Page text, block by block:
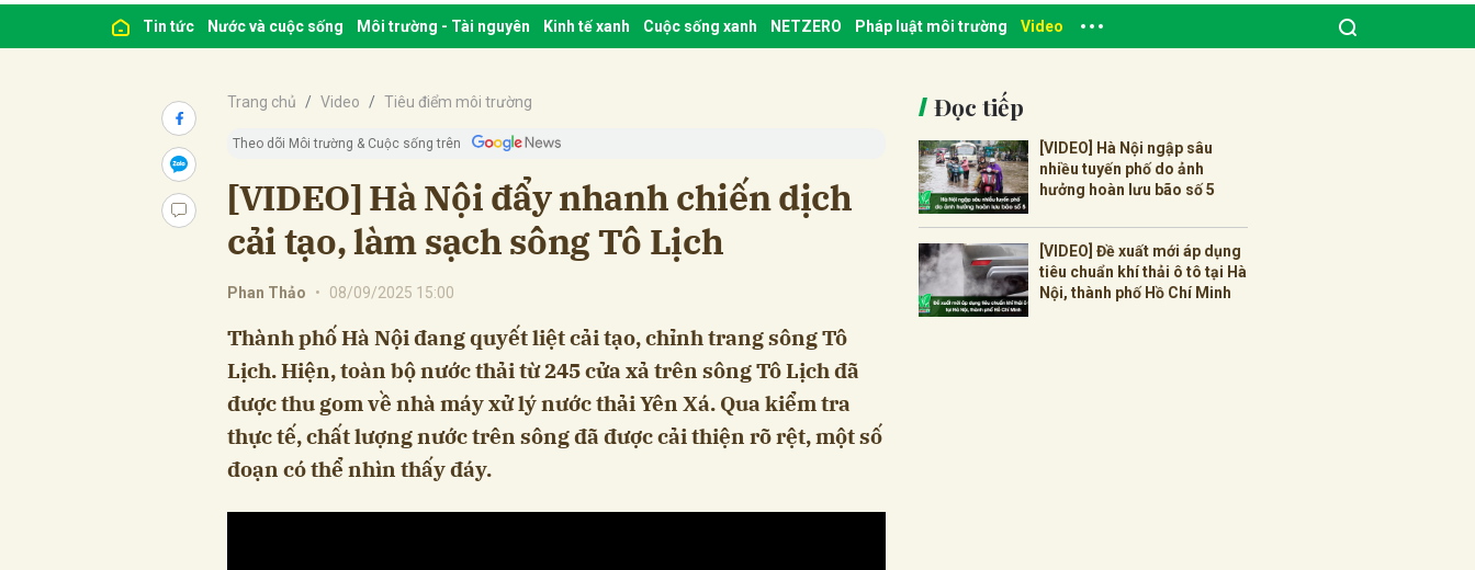
Tin tức Nước và cuộc sống Môi trường - Tài nguyên Kinh tế xanh Cuộc sống xanh NETZERO Pháp luật môi trường Video
Trang chủ Video Tiêu điểm môi trường
Theo dõi Môi trường & Cuộc sống trên
[VIDEO] Hà Nội đẩy nhanh chiến dịch
cải tạo, làm sạch sông Tô Lịch
Phan Thảo • 08/09/2025 15:00
Thành phố Hà Nội đang quyết liệt cải tạo, chỉnh trang sông Tô
Lịch. Hiện, toàn bộ nước thải từ 245 cửa xả trên sông Tô Lịch đã
được thu gom về nhà máy xử lý nước thải Yên Xá. Qua kiểm tra
thực tế, chất lượng nước trên sông đã được cải thiện rõ rệt, một số
đoạn có thể nhìn thấy đáy.
Đọc tiếp
[VIDEO] Hà Nội ngập sâu
nhiều tuyến phố do ảnh
hưởng hoàn lưu bão số 5
[VIDEO] Đề xuất mới áp dụng
tiêu chuẩn khí thải ô tô tại Hà
Nội, thành phố Hồ Chí Minh